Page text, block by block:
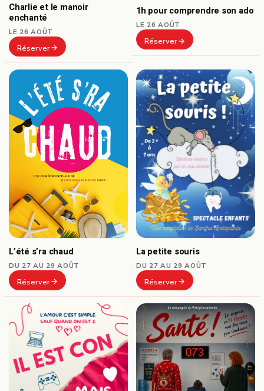
Charlie et le manoir
enchanté
LE 26 AOÛT
Réserver
1h pour comprendre son ado
LE 26 AOÛT
Réserver
L’été s’ra chaud
DU 27 AU 29 AOÛT
Réserver
La petite souris
DU 27 AU 29 AOÛT
Réserver